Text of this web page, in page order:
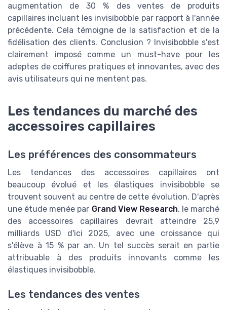
augmentation de 30 % des ventes de produits
capillaires incluant les invisibobble par rapport à l'année
précédente. Cela témoigne de la satisfaction et de la
fidélisation des clients. Conclusion ? Invisibobble s'est
clairement imposé comme un must-have pour les
adeptes de coiffures pratiques et innovantes, avec des
avis utilisateurs qui ne mentent pas.
Les tendances du marché des
accessoires capillaires
Les préférences des consommateurs
Les tendances des accessoires capillaires ont
beaucoup évolué et les élastiques invisibobble se
trouvent souvent au centre de cette évolution. D'après
une étude menée par Grand View Research, le marché
des accessoires capillaires devrait atteindre 25,9
milliards USD d'ici 2025, avec une croissance qui
s'élève à 15 % par an. Un tel succès serait en partie
attribuable à des produits innovants comme les
élastiques invisibobble.
Les tendances des ventes